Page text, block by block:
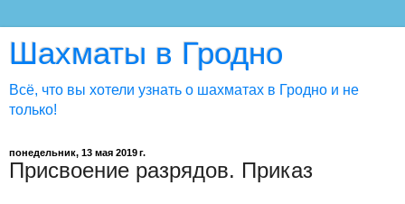
Шахматы в Гродно
Всё, что вы хотели узнать о шахматах в Гродно и не
только!
понедельник, 13 мая 2019 г.
Присвоение разрядов. Приказ